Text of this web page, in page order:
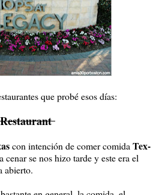
que probé esos días:
Restaurant
con intención de comer comida Tex-
cenar se nos hizo tarde y este era el
abierto.